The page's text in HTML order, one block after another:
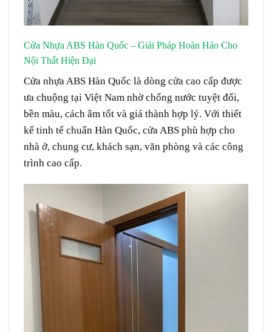
Cửa Nhựa ABS Hàn Quốc – Giải Pháp Hoàn Hảo Cho
Nội Thất Hiện Đại
Cửa nhựa ABS Hàn Quốc là dòng cửa cao cấp được
ưa chuộng tại Việt Nam nhờchống nước tuyệt đối,
bền màu, cách âm tốt và giá thành hợp lý. Với thiết
kế tinh tế chuẩn Hàn Quốc, cửa ABS phù hợp cho
nhà ở, chung cư, khách sạn, văn phòng và các công
trình cao cấp.